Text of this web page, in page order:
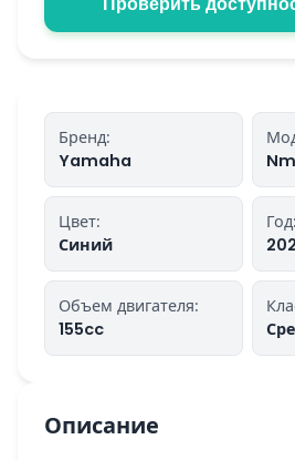
Проверить
Бренд:
Yamaha
Цвет:
Синий
Год:
Объем двигателя:
155cc
Описание